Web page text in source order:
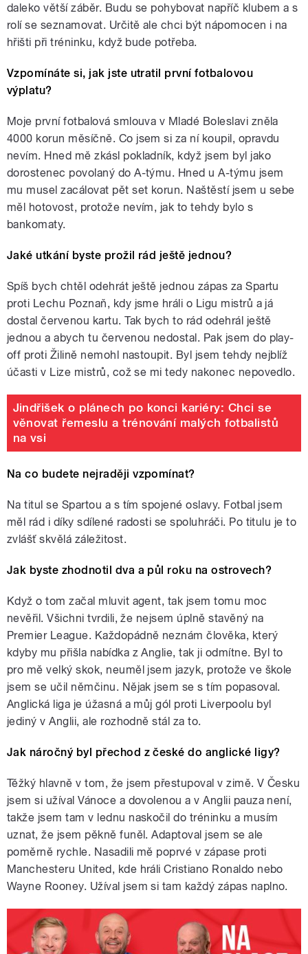
daleko větší záběr. Budu se pohybovat napříč klubem a s
rolí se seznamovat. Určitě ale chci být nápomocen i na
hřišti při tréninku, když bude potřeba.
Vzpomínáte si, jak jste utratil první fotbalovou
výplatu?
Moje první fotbalová smlouva v Mladé Boleslavi zněla
4000 korun měsíčně. Co jsem si za ní koupil, opravdu
nevím. Hned mě zkásl pokladník, když jsem byl jako
dorostenec povolaný do A-týmu. Hned u A-týmu jsem
mu musel zacálovat pět set korun. Naštěstí jsem u sebe
měl hotovost, protože nevím, jak to tehdy bylo s
bankomaty.
Jaké utkání byste prožil rád ještě jednou?
Spíš bych chtěl odehrát ještě jednou zápas za Spartu
proti Lechu Poznaň, kdy jsme hráli o Ligu mistrů a já
dostal červenou kartu. Tak bych to rád odehrál ještě
jednou a abych tu červenou nedostal. Pak jsem do play-
off proti Žilině nemohl nastoupit. Byl jsem tehdy nejblíž
účasti v Lize mistrů, což se mi tedy nakonec nepovedlo.
Jindřišek o plánech po konci kariéry: Chci se
věnovat řemeslu a trénování malých fotbalistů
na vsi
Na co budete nejraději vzpomínat?
Na titul se Spartou a s tím spojené oslavy. Fotbal jsem
měl rád i díky sdílené radosti se spoluhráči. Po titulu je to
zvlášť skvělá záležitost.
Jak byste zhodnotil dva a půl roku na ostrovech?
Když o tom začal mluvit agent, tak jsem tomu moc
nevěřil. Všichni tvrdili, že nejsem úplně stavěný na
Premier League. Každopádně neznám člověka, který
kdyby mu přišla nabídka z Anglie, tak ji odmítne. Byl to
pro mě velký skok, neuměl jsem jazyk, protože ve škole
jsem se učil němčinu. Nějak jsem se s tím popasoval.
Anglická liga je úžasná a můj gól proti Liverpoolu byl
jediný v Anglii, ale rozhodně stál za to.
Jak náročný byl přechod z české do anglické ligy?
Těžký hlavně v tom, že jsem přestupoval v zimě. V Česku
jsem si užíval Vánoce a dovolenou a v Anglii pauza není,
takže jsem tam v lednu naskočil do tréninku a musím
uznat, že jsem pěkně funěl. Adaptoval jsem se ale
poměrně rychle. Nasadili mě poprvé v zápase proti
Manchesteru United, kde hráli Cristiano Ronaldo nebo
Wayne Rooney. Užíval jsem si tam každý zápas naplno.